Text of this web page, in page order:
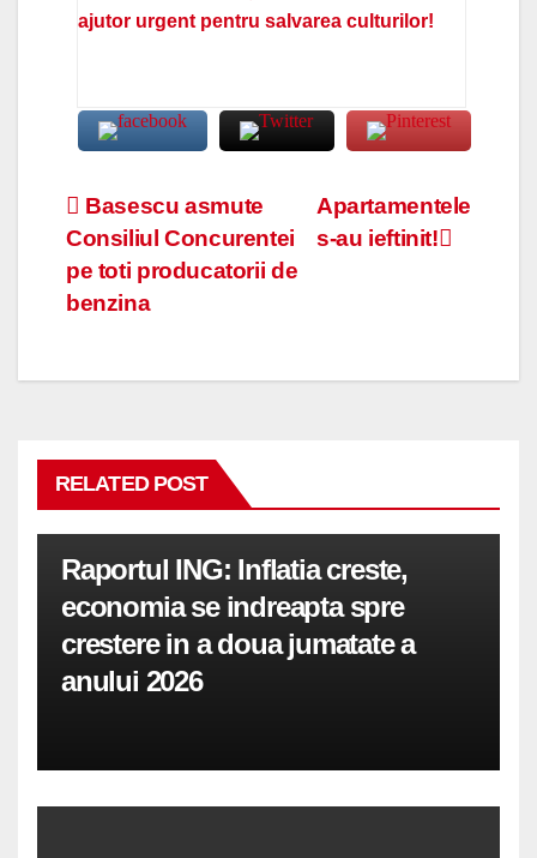
ajutor urgent pentru salvarea culturilor!
Navigare
în
articole
Apartamentele
s-au ieftinit!
Basescu asmute
Consiliul Concurentei
pe toti producatorii de
benzina
RELATED POST
Raportul ING: Inflatia creste,
economia se indreapta spre
crestere in a doua jumatate a
anului 2026